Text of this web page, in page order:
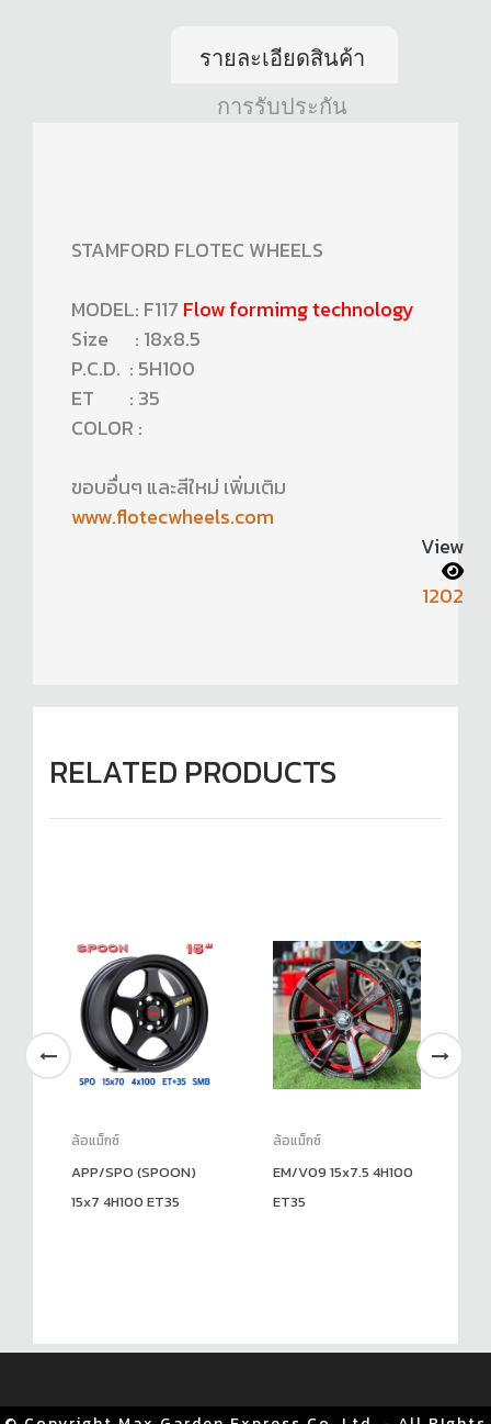
รายละเอียดสินค้า
การรับประกัน
STAMFORD FLOTEC WHEELS
MODEL: F117 Flow formimg technology
Size : 18x8.5
P.C.D. : 5H100
ET : 35
COLOR :
ขอบอื่นๆ และสีใหม่ เพิ่มเติม
www.flotecwheels.com
View
1202
RELATED PRODUCTS
ล้อแม็กซ์
APP/SPO (SPOON)
15x7 4H100 ET35
ล้อแม็กซ์
EM/V09 15x7.5 4H100
ET35